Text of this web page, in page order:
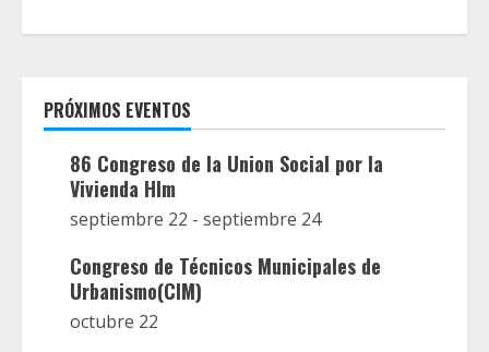
PRÓXIMOS EVENTOS
86 Congreso de la Union Social por la
Vivienda Hlm
septiembre 22 - septiembre 24
Congreso de Técnicos Municipales de
Urbanismo(CIM)
octubre 22